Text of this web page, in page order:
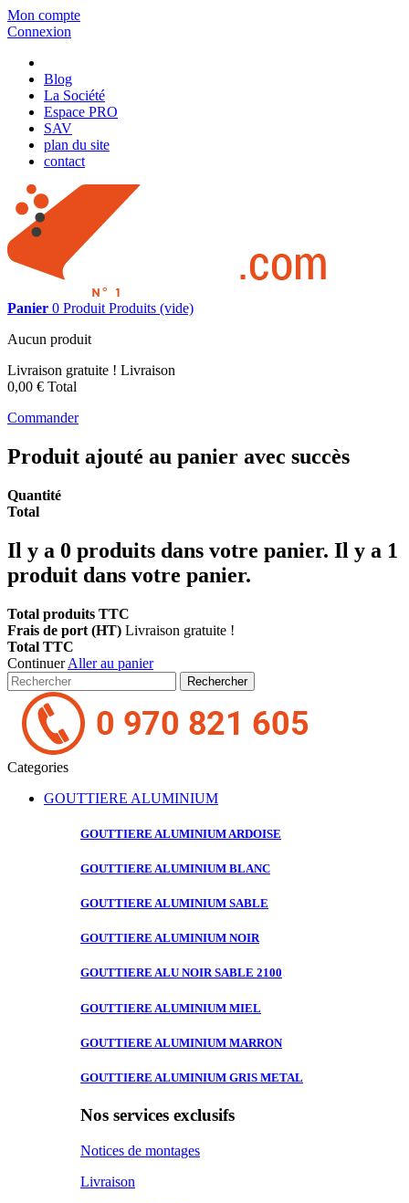
Mon compte
Connexion
Blog
La Société
Espace PRO
SAV
plan du site
contact
Panier 0 Produit Produits (vide)
Aucun produit
Livraison gratuite ! Livraison
0,00 € Total
Commander
Produit ajouté au panier avec succès
Quantité
Total
Il y a 0 produits dans votre panier. Il y a 1
produit dans votre panier.
Total produits TTC
Frais de port (HT) Livraison gratuite !
Total TTC
ContinuerAller au panier
Rechercher
Categories
GOUTTIERE ALUMINIUM
GOUTTIERE ALUMINIUM ARDOISE
GOUTTIERE ALUMINIUM BLANC
GOUTTIERE ALUMINIUM SABLE
GOUTTIERE ALUMINIUM NOIR
GOUTTIERE ALU NOIR SABLE 2100
GOUTTIERE ALUMINIUM MIEL
GOUTTIERE ALUMINIUM MARRON
GOUTTIERE ALUMINIUM GRIS METAL
Nos services exclusifs
Notices de montages
Livraison